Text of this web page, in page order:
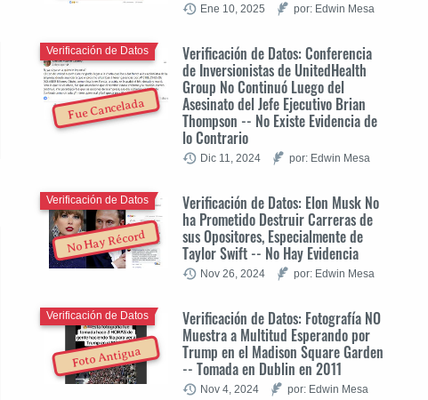
Ene 10, 2025 por: Edwin Mesa
Fue Cancelada
Verificación de Datos: Conferencia
de Inversionistas de UnitedHealth
Group No Continuó Luego del
Asesinato del Jefe Ejecutivo Brian
Thompson -- No Existe Evidencia de
lo Contrario
Verificación de Datos
Dic 11, 2024 por: Edwin Mesa
No Hay Récord
Verificación de Datos: Elon Musk No
ha Prometido Destruir Carreras de
sus Opositores, Especialmente de
Taylor Swift -- No Hay Evidencia
Verificación de Datos
Nov 26, 2024 por: Edwin Mesa
Foto Antigua
Verificación de Datos: Fotografía NO
Muestra a Multitud Esperando por
Trump en el Madison Square Garden
-- Tomada en Dublin en 2011
Verificación de Datos
Nov 4, 2024 por: Edwin Mesa